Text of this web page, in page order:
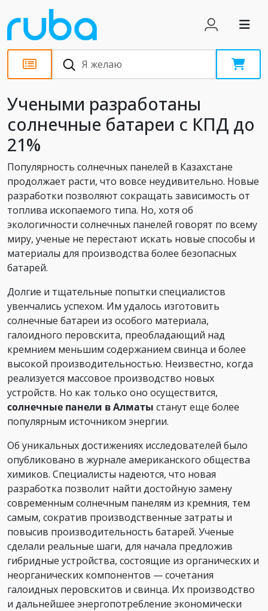
Новости
Учеными разработаны
солнечные батареи с КПД до
21%
Популярность солнечных панелей в Казахстане
продолжает расти, что вовсе неудивительно. Новые
разработки позволяют сокращать зависимость от
топлива ископаемого типа. Но, хотя об
экологичности солнечных панелей говорят по всему
миру, ученые не перестают искать новые способы и
материалы для производства более безопасных
батарей.
Долгие и тщательные попытки специалистов
увенчались успехом. Им удалось изготовить
солнечные батареи из особого материала,
галоидного перовскита, преобладающий над
кремнием меньшим содержанием свинца и более
высокой производительностью. Неизвестно, когда
реализуется массовое производство новых
устройств. Но как только оно осуществится,
солнечные панели в Алматы станут еще более
популярным источником энергии.
Об уникальных достижениях исследователей было
опубликовано в журнале американского общества
химиков. Специалисты надеются, что новая
разработка позволит найти достойную замену
современным солнечным панелям из кремния, тем
самым, сократив производственные затраты и
повысив производительность батарей. Ученые
сделали реальные шаги, для начала предложив
гибридные устройства, состоящие из органических и
неорганических компонентов — сочетания
галоидных перовскитов и свинца. Их производство
и дальнейшее энергопотребление экономически